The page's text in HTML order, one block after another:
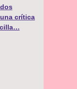
crítica